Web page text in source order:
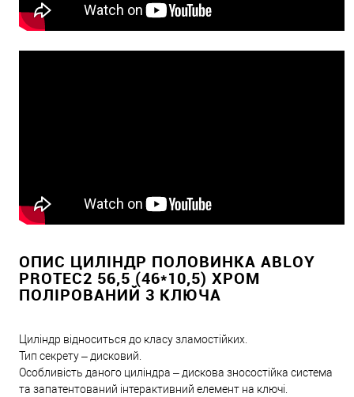
ОПИС ЦИЛІНДР ПОЛОВИНКА ABLOY
PROTEC2 56,5 (46*10,5) ХРОМ
ПОЛІРОВАНИЙ 3 КЛЮЧА
Циліндр відноситься до класу зламостійких.
Тип секрету – дисковий.
Особливість даного циліндра – дискова зносостійка система
та запатентований інтерактивний елемент на ключі.